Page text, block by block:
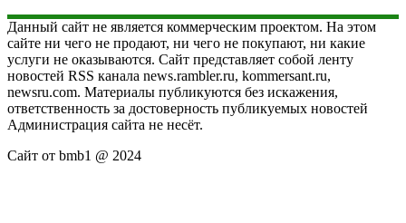
Данный сайт не является коммерческим проектом. На этом
сайте ни чего не продают, ни чего не покупают, ни какие
услуги не оказываются. Сайт представляет собой ленту
новостей RSS канала news.rambler.ru, kommersant.ru,
newsru.com. Материалы публикуются без искажения,
ответственность за достоверность публикуемых новостей
Администрация сайта не несёт.
Сайт от bmb1 @ 2024